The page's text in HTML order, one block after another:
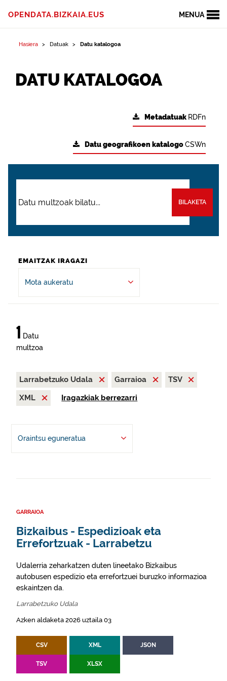
MENUA
OPENDATA.BIZKAIA.EUS
Hasiera Datuak Datu katalogoa
DATU KATALOGOA
Metadatuak RDFn
Datu geografikoen katalogoCSWn
BILAKETA
EMAITZAK IRAGAZI
Mota aukeratu
1 Datu
multzoa
Larrabetzuko Udala Garraioa
TSV
XML
Iragazkiak berrezarri
Oraintsu eguneratua
GARRAIOA
Bizkaibus - Espedizioak eta
Errefortzuak - Larrabetzu
Udalerria zeharkatzen duten lineetako Bizkaibus
autobusen espedizio eta errefortzuei buruzko informazioa
eskaintzen da.
Larrabetzuko Udala
Azken aldaketa 2026 uztaila 03
CSV XML JSON
TSV XLSX